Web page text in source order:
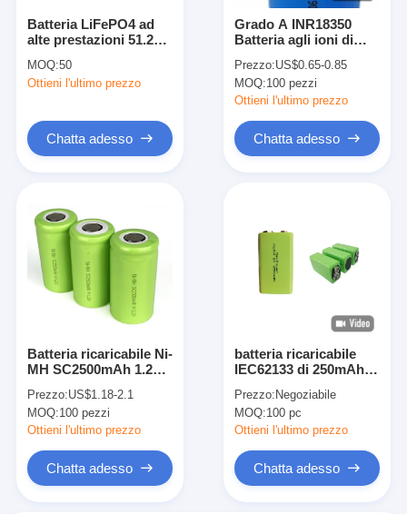
Batteria LiFePO4 ad
alte prestazioni 51.2V
stoccaggio
dell'energia
MOQ:50
Ottieni l'ultimo prezzo
Chatta adesso
Grado A INR18350
Batteria agli ioni di
Batteria ricaricabile ad
alta capacità
Prezzo:US$0.65-0.85
MOQ:100 pezzi
Ottieni l'ultimo prezzo
Chatta adesso
Batteria ricaricabile Ni-
MH SC2500mAh 1.2V
durata e alta capacità
Prezzo:US$1.18-2.1
MOQ:100 pezzi
Ottieni l'ultimo prezzo
Chatta adesso
batteria ricaricabile
IEC62133 di 250mAh
Prezzo: Negoziabile
MOQ:100 pc
Ottieni l'ultimo prezzo
Chatta adesso